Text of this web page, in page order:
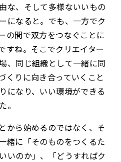
な、そして多様ないいもの
になると。でも、一方でク
の間で双方をつなぐことに
すね。そこでクリエイター
、同じ組織として一緒に同
くりに向き合っていくこと
になり、いい環境ができる
。
から始めるのではなく、そ
緒に「そのものをつくるた
いのか」、「どうすればク